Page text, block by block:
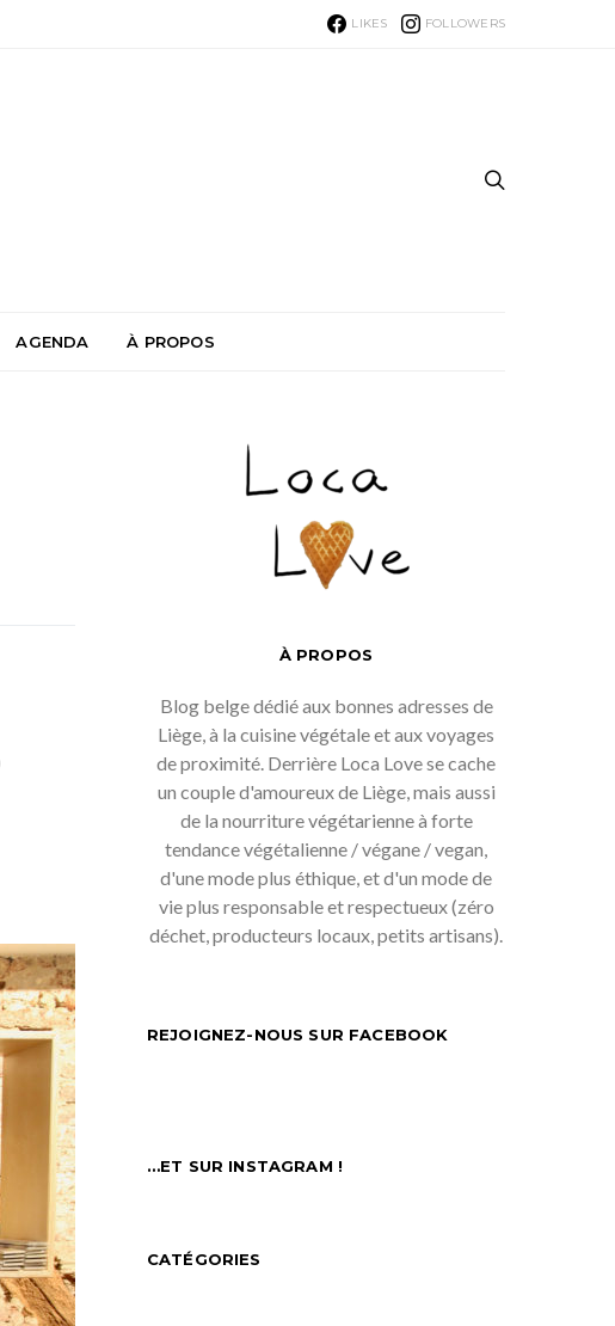
LIKES FOLLOWERS
AGENDA À PROPOS
À PROPOS
Blog belge dédié aux bonnes adresses de
Liège, à la cuisine végétale et aux voyages
de proximité. Derrière Loca Love se cache
un couple d'amoureux de Liège, mais aussi
de la nourriture végétarienne à forte
tendance végétalienne / végane / vegan,
d'une mode plus éthique, et d'un mode de
vie plus responsable et respectueux (zéro
déchet, producteurs locaux, petits artisans).
REJOIGNEZ-NOUS SUR FACEBOOK
…ET SUR INSTAGRAM !
CATÉGORIES